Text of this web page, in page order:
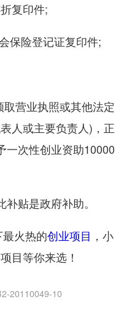
复印件;
保险登记证复印件;
营业执照或其他法定
人或主要负责人)，正
一次性创业资助10000
贴是政府补助。
火热的创业项目 ，小
目等你来选！
20110049-10